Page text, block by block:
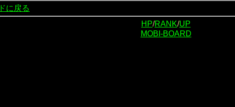
に戻る
HP/RANK/UP
MOBI-BOARD